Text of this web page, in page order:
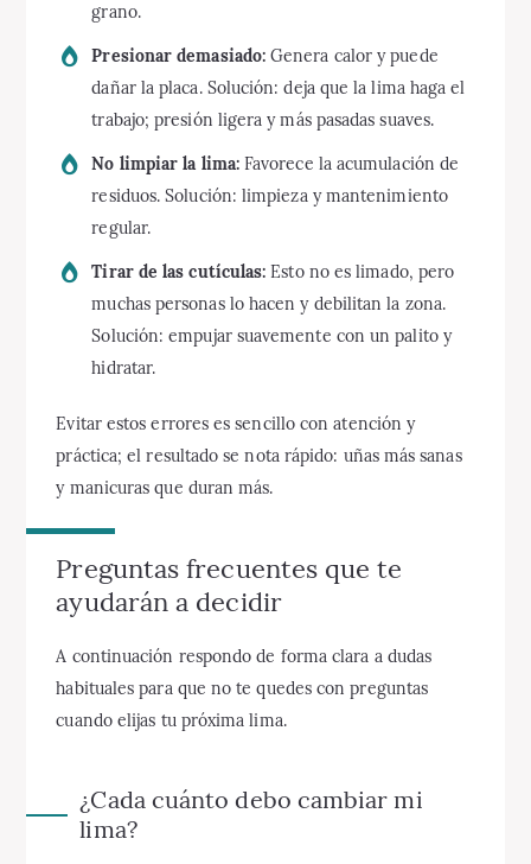
grano.
Presionar demasiado: Genera calor y puede
dañar la placa. Solución: deja que la lima haga el
trabajo; presión ligera y más pasadas suaves.
No limpiar la lima:Favorece la acumulación de
residuos. Solución: limpieza y mantenimiento
regular.
Tirar de las cutículas: Esto no es limado, pero
muchas personas lo hacen y debilitan la zona.
Solución: empujar suavemente con un palito y
hidratar.
Evitar estos errores es sencillo con atención y
práctica; el resultado se nota rápido: uñas más sanas
y manicuras que duran más.
Preguntas frecuentes que te
ayudarán a decidir
A continuación respondo de forma clara a dudas
habituales para que no te quedes con preguntas
cuando elijas tu próxima lima.
¿Cada cuánto debo cambiar mi
lima?